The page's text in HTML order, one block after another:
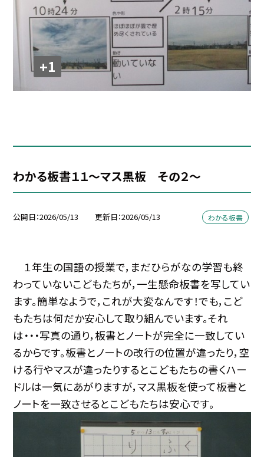
+1
わかる板書１１～マス黒板 その２～
公開日 2026/05/13 更新日 2026/05/13 わかる板書
１年生の国語の授業で，まだひらがなの学習も終
わっていないこどもたちが，一生懸命板書を写してい
ます。簡単なようで，これが大変なんです！でも，こど
もたちは何だか安心して取り組んでいます。それ
は・・・写真の通り，板書とノートが完全に一致してい
るからです。板書とノートの改行の位置が違ったり，空
ける行やマスが違ったりするとこどもたちの書くハー
ドルは一気にあがりますが，マス黒板を使って板書と
ノートを一致させるとこどもたちは安心です。